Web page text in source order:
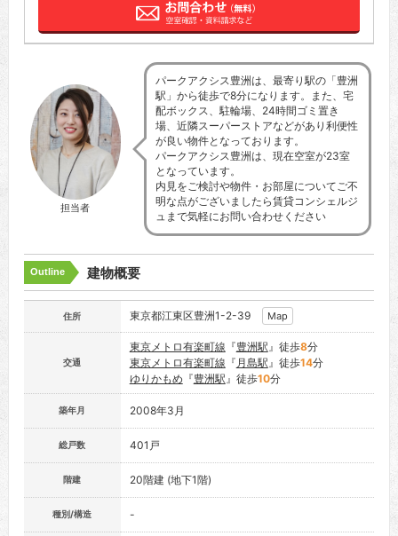
担当者
パークアクシス豊洲は、最寄り駅の「豊洲
駅」から徒歩で8分になります。また、宅
配ボックス、駐輪場、24時間ゴミ置き
場、近隣スーパーストアなどがあり利便性
が良い物件となっております。
パークアクシス豊洲は、現在空室が23室
となっています。
内見をご検討や物件・お部屋についてご不
明な点がございましたら賃貸コンシェルジ
ュまで気軽にお問い合わせください
Outline 建物概要
住所 東京都江東区豊洲1-2-39 Map
交通
東京メトロ有楽町線 『豊洲駅』徒歩8分
東京メトロ有楽町線 『 月島駅』徒歩14分
ゆりかもめ 『豊洲駅』徒歩10分
築年月 2008年3月
総戸数 401戸
階建 20階建 (地下1階)
種別/構造 -